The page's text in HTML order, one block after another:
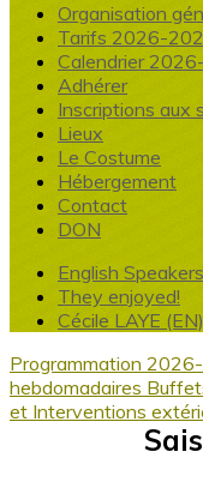
Organisation
Tarifs 2026-
Calendrier
Adhérer
Inscriptions aux
Lieux
Le Costume
Hébergement
Contact
DON
English
They enjoyed!
Cécile LAYE (EN)
Programmation
hebdomadaires
et Interventions